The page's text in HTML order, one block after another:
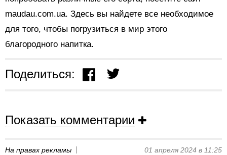
maudau.com.ua. Здесь вы найдете все необходимое
для того, чтобы погрузиться в мир этого
благородного напитка.
Поделиться:
Показать комментарии
На правах рекламы 01 апреля 2024 в 11:25